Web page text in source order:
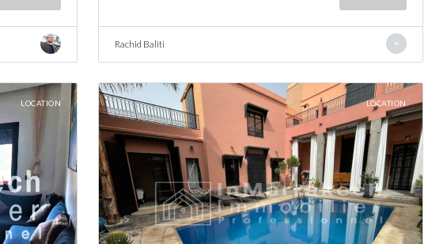
Rachid Baliti
LOCATION LOCATION